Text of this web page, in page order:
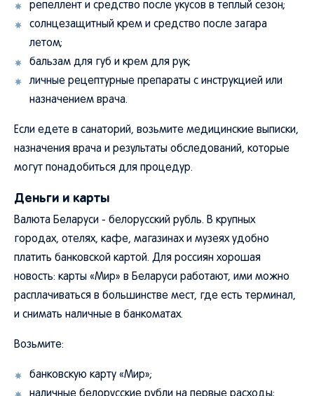
репеллент и средство после укусов в теплый сезон;
солнцезащитный крем и средство после загара
летом;
бальзам для губ и крем для рук;
личные рецептурные препараты с инструкцией или
назначением врача.
Если едете в санаторий, возьмите медицинские выписки,
назначения врача и результаты обследований, которые
могут понадобиться для процедур.
Деньги и карты
Валюта Беларуси - белорусский рубль. В крупных
городах, отелях, кафе, магазинах и музеях удобно
платить банковской картой. Для россиян хорошая
новость: карты «Мир» в Беларуси работают, ими можно
расплачиваться в большинстве мест, где есть терминал,
и снимать наличные в банкоматах.
Возьмите:
банковскую карту «Мир»;
наличные белорусские рубли на первые расходы;